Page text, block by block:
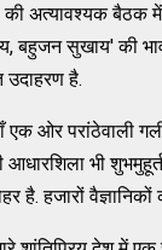
की अत्यावश्यक बैठक
बहुजन सुखाय' की
है.
एक ओर परांठेवाली
आधारशिला भी
है. हजारों